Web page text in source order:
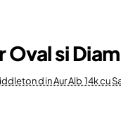
Oval si
din Aur Alb 14k cu